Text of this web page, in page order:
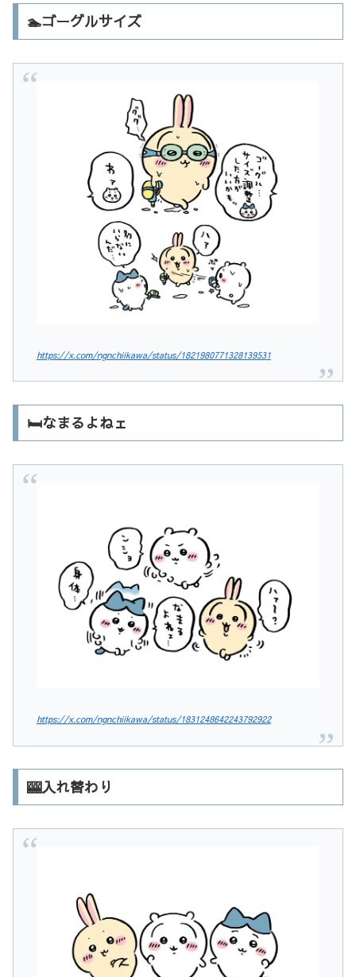
🏊ゴーグルサイズ
https://x.com/ngnchiikawa/status/1821980771328139531
🛏️なまるよねェ
https://x.com/ngnchiikawa/status/1831248642243792922
🎰入れ替わり